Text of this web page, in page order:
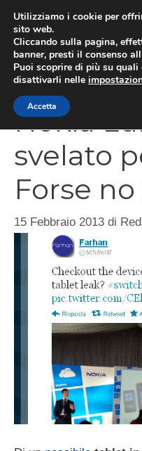
contenuto
Nokia
svelato
Forse
15 Febbraio 2013 di
Utilizziamo i cookie per
sito web.
Cliccando sulla pagina,
banner, presti il consenso
Puoi scoprire di più su
disattivarli nelle
Accetta